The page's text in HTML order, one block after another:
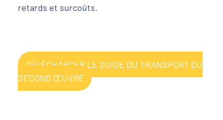
retards et surcoûts.
TÉLÉCHARGER LE GUIDE DU TRANSPORT DU
SECOND ŒUVRE